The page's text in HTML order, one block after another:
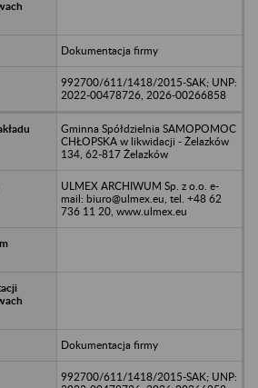
Dokumentacja firmy
992700/611/1418/2015-SAK; UNP:
2022-00478726, 2026-00266858
Gminna Spółdzielnia SAMOPOMOC
CHŁOPSKA w likwidacji - Żelazków
134, 62-817 Żelazków
ULMEX ARCHIWUM Sp. z o.o. e-
mail: biuro@ulmex.eu, tel. +48 62
736 11 20, www.ulmex.eu
Dokumentacja firmy
992700/611/1418/2015-SAK; UNP: